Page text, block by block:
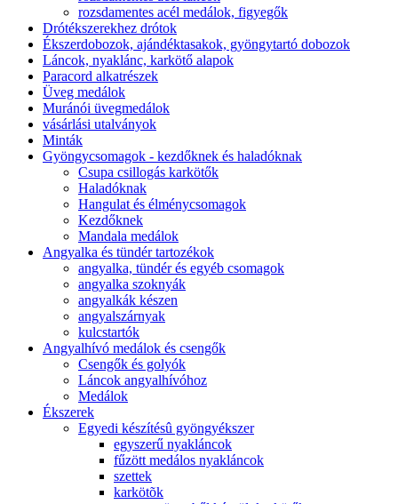
rozsdamentes acél medálok, figyegők
Drótékszerekhez drótok
Ékszerdobozok, ajándéktasakok, gyöngytartó dobozok
Láncok, nyaklánc, karkötő alapok
Paracord alkatrészek
Üveg medálok
Muránói üvegmedálok
vásárlási utalványok
Minták
Gyöngycsomagok - kezdőknek és haladóknak
Csupa csillogás karkötők
Haladóknak
Hangulat és élménycsomagok
Kezdőknek
Mandala medálok
Angyalka és tündér tartozékok
angyalka, tündér és egyéb csomagok
angyalka szoknyák
angyalkák készen
angyalszárnyak
kulcstartók
Angyalhívó medálok és csengők
Csengők és golyók
Láncok angyalhívóhoz
Medálok
Ékszerek
Egyedi készítésû gyöngyékszer
egyszerű nyakláncok
fűzött medálos nyakláncok
szettek
karkötõk